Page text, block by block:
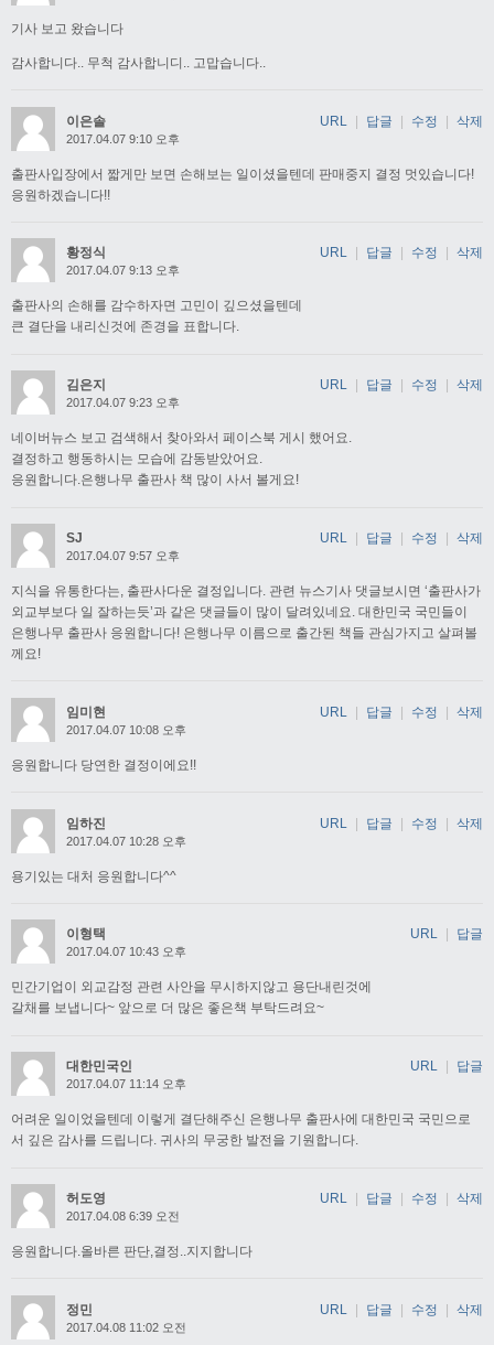
기사 보고 왔습니다
감사합니다.. 무척 감사합니디.. 고맙습니다..
이은솔
2017.04.07 9:10 오후
출판사입장에서 짧게만 보면 손해보는 일이셨을텐데 판매중지 결정 멋있습니다!
응원하겠습니다!!
URL | 답글 | 수정 | 삭제
황정식
2017.04.07 9:13 오후
출판사의 손해를 감수하자면 고민이 깊으셨을텐데
큰 결단을 내리신것에 존경을 표합니다.
URL 답글 수정 삭제
김은지
2017.04.07 9:23 오후
네이버뉴스 보고 검색해서 찾아와서 페이스북 게시 했어요.
결정하고 행동하시는 모습에 감동받았어요.
응원합니다.은행나무 출판사 책 많이 사서 볼게요!
URL 답글 수정 삭제
SJ
2017.04.07 9:57 오후
지식을 유통한다는, 출판사다운 결정입니다. 관련 뉴스기사 댓글보시면 ‘출판사가
외교부보다 일 잘하는듯’과 같은 댓글들이 많이 달려있네요. 대한민국 국민들이
은행나무 출판사 응원합니다! 은행나무 이름으로 출간된 책들 관심가지고 살펴볼
께요!
URL 답글 수정 삭제
임미현
2017.04.07 10:08 오후
응원합니다 당연한 결정이에요!!
URL | 답글 | 수정 | 삭제
임하진
2017.04.07 10:28 오후
용기있는 대처 응원합니다^^
URL | 답글 | 수정 | 삭제
이형택
2017.04.07 10:43 오후
민간기업이 외교감정 관련 사안을 무시하지않고 용단내린것에
갈채를 보냅니다~ 앞으로 더 많은 좋은책 부탁드려요~
URL 답글
대한민국인
2017.04.07 11:14 오후
어려운 일이었을텐데 이렇게 결단해주신 은행나무 출판사에 대한민국 국민으로
서 깊은 감사를 드립니다. 귀사의 무궁한 발전을 기원합니다.
URL 답글
허도영
2017.04.08 6:39 오전
응원합니다.올바른 판단,결정..지지합니다
URL 답글 수정 삭제
정민
2017.04.08 11:02 오전
URL | 답글 | 수정 | 삭제